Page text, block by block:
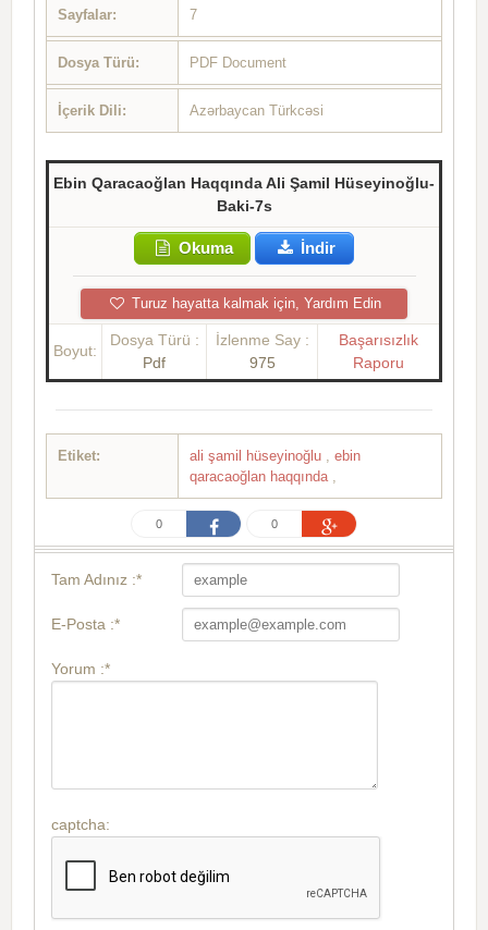
Sayfalar: 7
Dosya Türü: PDF Document
İçerik Dili: Azərbaycan Türkcəsi
Ebin Qaracaoğlan Haqqında Ali Şamil Hüseyinoğlu-
Baki-7s
Okuma İndir
Turuz hayatta kalmak için, Yardım Edin
Boyut:
Dosya Türü :
Pdf
İzlenme Say :
975
Başarısızlık
Raporu
Etiket: ali şamil hüseyinoğlu
ebin
qaracaoğlan haqqında
0 0
Tam Adınız :*
E-Posta :*
Yorum :*
captcha: